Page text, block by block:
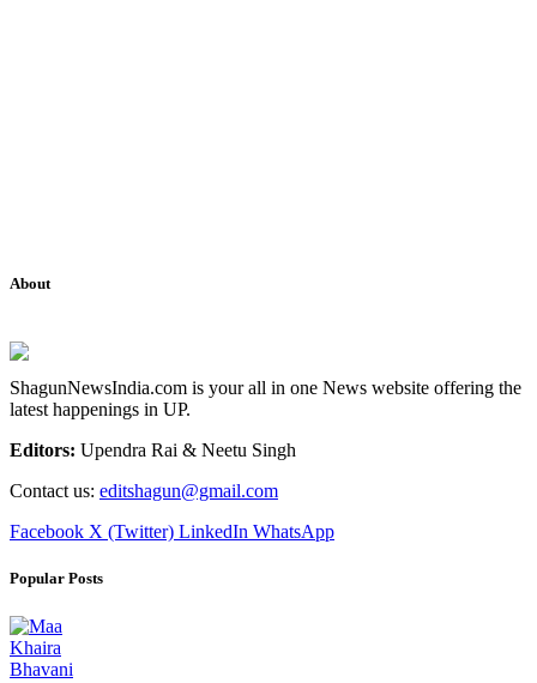
About
ShagunNewsIndia.com is your all in one News website offering the
latest happenings in UP.
Editors: Upendra Rai & Neetu Singh
Contact us: editshagun@gmail.com
Facebook X (Twitter) LinkedIn WhatsApp
Popular Posts